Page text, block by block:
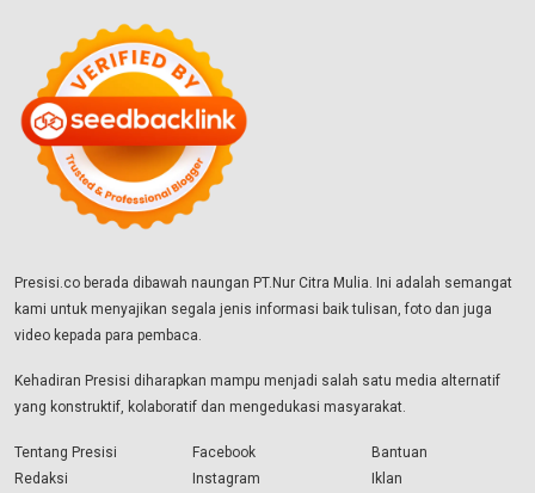
Presisi.co berada dibawah naungan PT.Nur Citra Mulia. Ini adalah semangat
kami untuk menyajikan segala jenis informasi baik tulisan, foto dan juga
video kepada para pembaca.
Kehadiran Presisi diharapkan mampu menjadi salah satu media alternatif
yang konstruktif, kolaboratif dan mengedukasi masyarakat.
Tentang Presisi
Redaksi
Facebook
Instagram
Bantuan
Iklan